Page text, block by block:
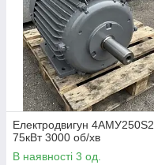
Електродвигун 4АМУ250Ѕ2
75кВт 3000 об/хв
В наявності 3 од.